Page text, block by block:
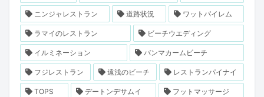
ニンジャレストラン 道路状況 ワットパイレム
ラマイのレストラン ビーチウエディング
イルミネーション バンマカームビーチ
フジレストラン 遠浅のビーチ レストランパイナイ
TOPS デートンデサムイ フットマッサージ